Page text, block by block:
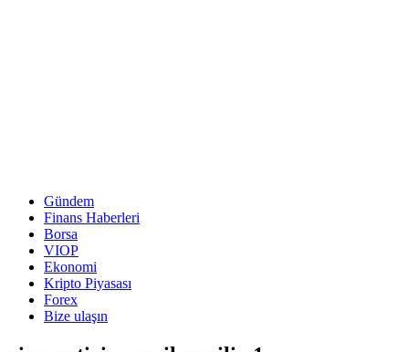
Gündem
Finans Haberleri
Borsa
VIOP
Ekonomi
Kripto Piyasası
Forex
Bize ulaşın